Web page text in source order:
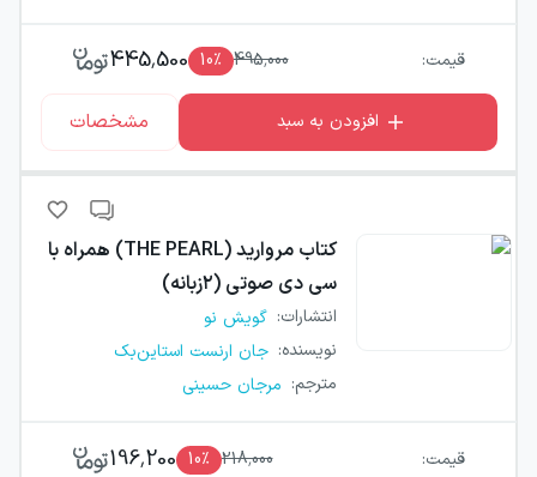
قیمت: 495,000
10٪ 445,500
افزودن به سبد مشخصات
کتاب
مروارید (THE PEARL) همراه با
سی دی صوتی (۲زبانه)
انتشارات: گویش نو
نویسنده: جان ارنست استاین‌بک
مترجم: مرجان حسینی
قیمت: 218,000
10٪ 196,200